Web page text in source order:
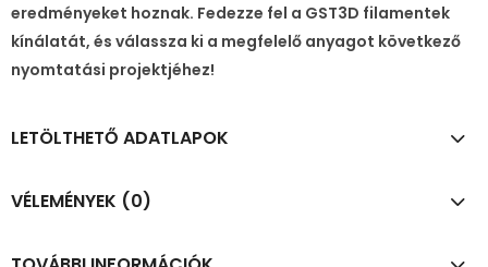
eredményeket hoznak. Fedezze fel a GST3D filamentek
kínálatát, és válassza ki a megfelelő anyagot következő
nyomtatási projektjéhez!
LETÖLTHETŐ ADATLAPOK
VÉLEMÉNYEK (0)